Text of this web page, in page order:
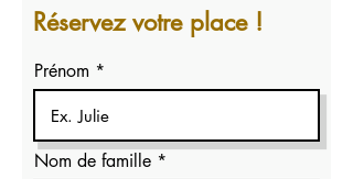
Réservez votre place !
Prénom
Nom de famille